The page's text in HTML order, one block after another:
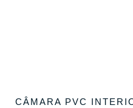
CÂMARA PVC